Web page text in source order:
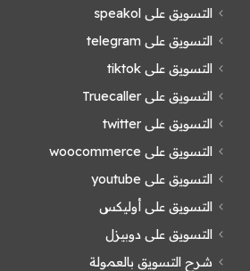
التسويق على speakol
التسويق على telegram
التسويق على tiktok
التسويق على Truecaller
التسويق على twitter
التسويق على woocommerce
التسويق على youtube
التسويق على أوليكس
التسويق على دوبيزل
شرح التسويق بالعمولة